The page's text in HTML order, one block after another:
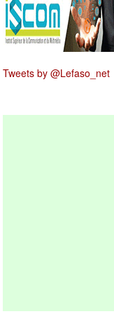
Tweets by @Lefaso_net